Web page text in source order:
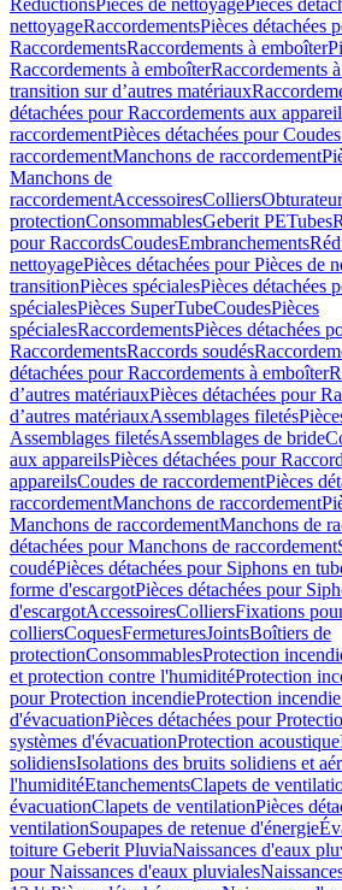
RéductionsPièces de nettoyagePièces
nettoyageRaccordementsPièces détachées
RaccordementsRaccordements à emboîter
Raccordements à emboîterRaccordements
transition sur d’autres matériaux
détachées pour Raccordements aux
raccordementPièces détachées pour
raccordementManchons de raccordement
Manchons de
raccordementAccessoiresColliers
protectionConsommablesGeberit PETubes
pour RaccordsCoudesEmbranchements
nettoyagePièces détachées pour Pièces de
transitionPièces spécialesPièces détachées
spécialesPièces SuperTubeCoudesPièces
spécialesRaccordementsPièces détachées
RaccordementsRaccords soudés
détachées pour Raccordements à emboîter
d’autres matériauxPièces détachées pour
d’autres matériauxAssemblages filetés
Assemblages filetésAssemblages de bride
aux appareilsPièces détachées pour
appareilsCoudes de raccordementPièces
raccordementManchons de raccordement
Manchons de raccordementManchons de
détachées pour Manchons de raccordement
coudéPièces détachées pour Siphons en
forme d'escargotPièces détachées pour
d'escargotAccessoiresColliersFixations
colliersCoquesFermeturesJointsBoîtiers de
protectionConsommablesProtection
et protection contre l'humiditéProtection
pour Protection incendieProtection
d'évacuationPièces détachées pour
systèmes d'évacuationProtection acoustique
solidiensIsolations des bruits solidiens et
l'humiditéEtanchementsClapets de
évacuationClapets de ventilationPièces
ventilationSoupapes de retenue d'énergie
toiture Geberit PluviaNaissances d'eaux
pour Naissances d'eaux pluviales